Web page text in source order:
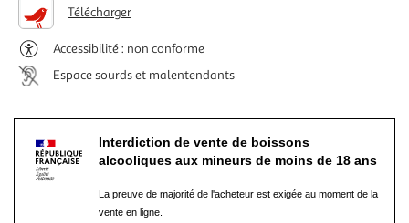
Télécharger
Accessibilité : non conforme
Espace sourds et malentendants
Interdiction de vente de boissons
alcooliques aux mineurs de moins de 18 ans
La preuve de majorité de l'acheteur est exigée au moment de la
vente en ligne.